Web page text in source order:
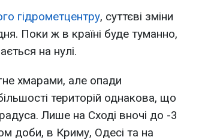
гідрометцентру, суттєві зміни
Поки ж в країні буде туманно,
на нулі.
хмарами, але опади
територій однакова, що
Лише на Сході вночі до -3
доби, в Криму, Одесі та на